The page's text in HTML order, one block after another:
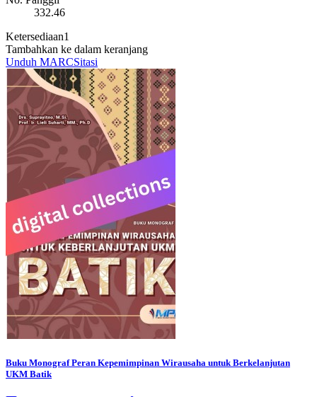
332.46
Ketersediaan1
Tambahkan ke dalam keranjang
Unduh MARCSitasi
Buku Monograf Peran Kepemimpinan Wirausaha untuk Berkelanjutan
UKM Batik